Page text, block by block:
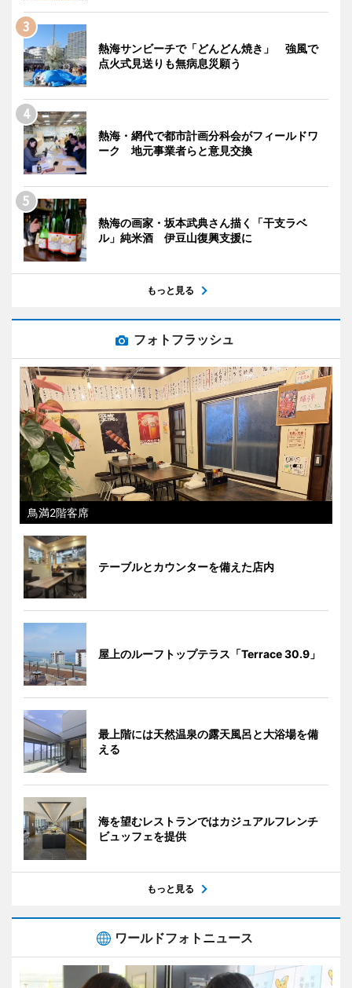
熱海サンビーチで「どんどん焼き」 強風で
点火式見送りも無病息災願う
熱海・網代で都市計画分科会がフィールドワ
ーク 地元事業者らと意見交換
熱海の画家・坂本武典さん描く「干支ラベ
ル」純米酒 伊豆山復興支援に
もっと見る
フォトフラッシュ
鳥満2階客席
テーブルとカウンターを備えた店内
屋上のルーフトップテラス「Terrace 30.9」
最上階には天然温泉の露天風呂と大浴場を備
える
海を望むレストランではカジュアルフレンチ
ビュッフェを提供
もっと見る
ワールドフォトニュース